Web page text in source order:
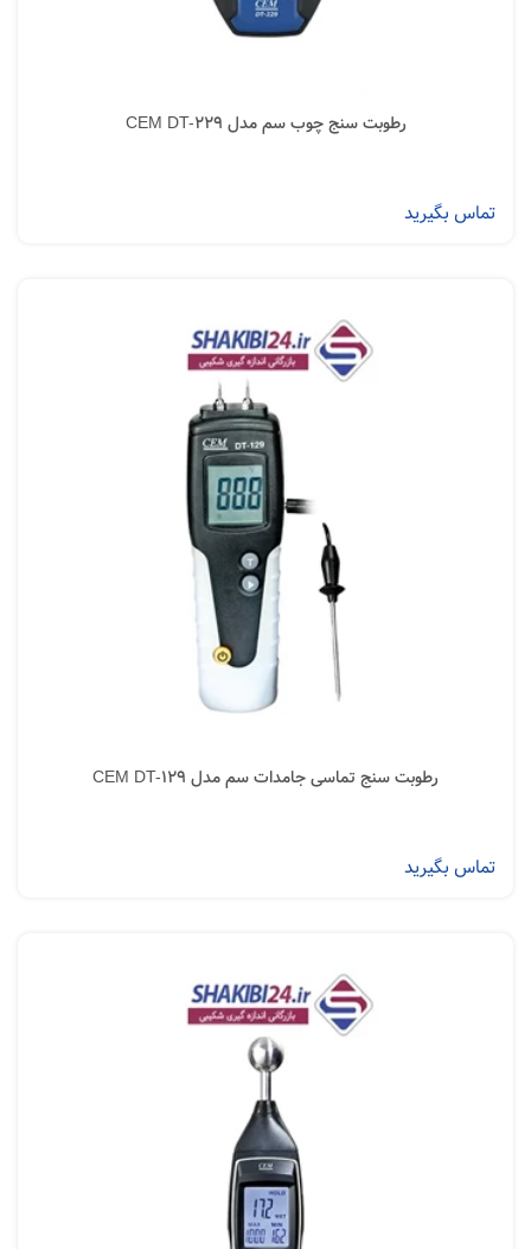
رطوبت سنج چوب سم مدل CEM DT-229
تماس بگیرید
رطوبت سنج تماسی جامدات سم مدل CEM DT-129
تماس بگیرید